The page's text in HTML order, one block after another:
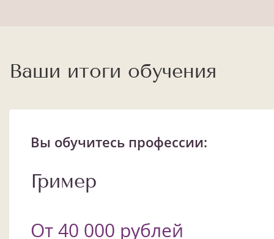
Ваши итоги обучения
Вы обучитесь профессии:
Гример
От 40 000 рублей